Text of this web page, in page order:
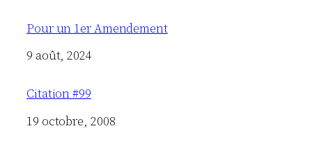
Pour un 1er Amendement
Date
9 août, 2024
Citation #99
Date
19 octobre, 2008